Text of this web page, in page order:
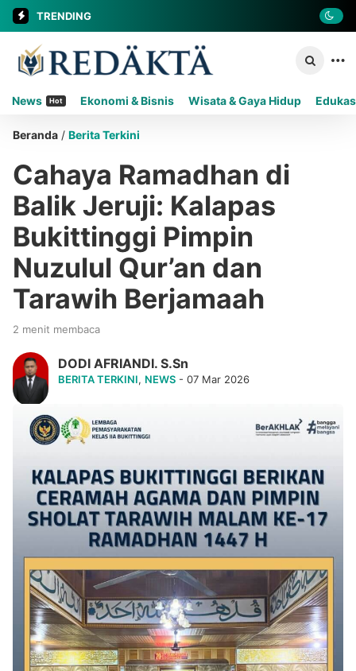
TRENDING
News Hot Ekonomi & Bisnis Wisata & Gaya Hidup
Beranda / Berita Terkini
Cahaya Ramadhan di
Balik Jeruji: Kalapas
Bukittinggi Pimpin
Nuzulul Qur’an dan
Tarawih Berjamaah
2 menit membaca
DODI AFRIANDI. S.Sn
BERITA TERKINI, NEWS - 07 Mar 2026